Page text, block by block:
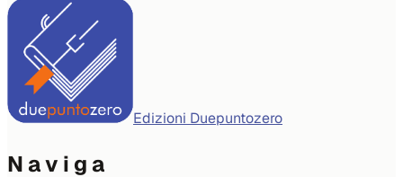
Edizioni Duepuntozero
Naviga